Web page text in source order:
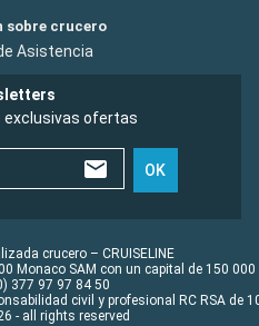
sobre crucero
Asistencia
exclusivas ofertas
OK
crucero – CRUISELINE
Monaco SAM con un capital de 150 000
377 97 97 84 50
civil y profesional RC RSA de
- all rights reserved